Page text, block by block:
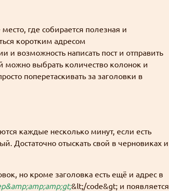
где собирается полезная и
коротким адресом
возможность написать пост и отправить
можно выбрать количество колонок и
поперетаскивать за заголовки в
каждые несколько минут, если есть
Достаточно отыскать свой в черновиках и
но кроме заголовка есть ещё и адрес в
&lt;/code&gt; и появляется